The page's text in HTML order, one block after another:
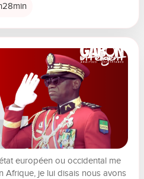
européen ou occidental me
Afrique, je lui disais nous avons